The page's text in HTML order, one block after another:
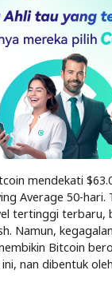
mendekati
Average 50-hari.
tertinggi terbaru,
Namun,
Bitcoin
nan dibentuk